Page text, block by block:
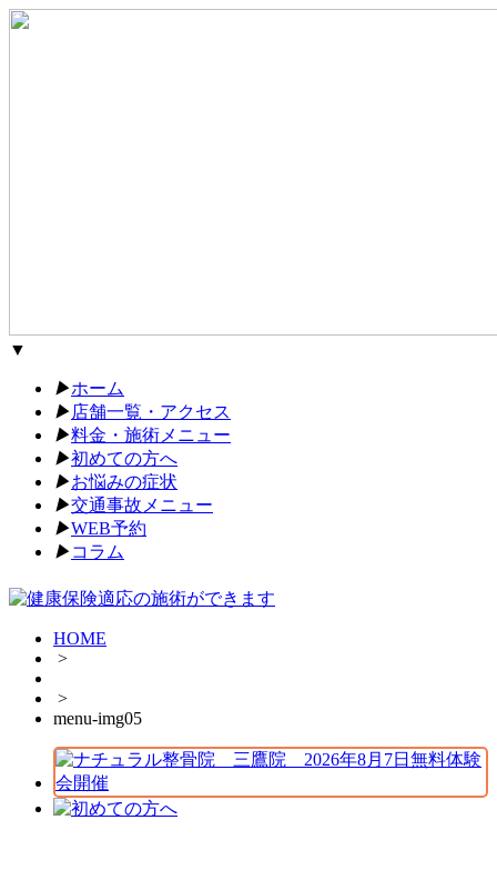
▼
▶︎ホーム
▶︎店舗一覧・アクセス
▶︎料金・施術メニュー
▶︎初めての方へ
▶︎お悩みの症状
▶︎交通事故メニュー
▶︎WEB予約
▶︎コラム
HOME
>
>
menu-img05